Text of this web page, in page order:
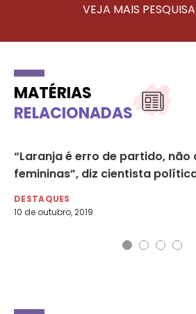
VEJA MAIS
MATÉRIAS
RELACIONADAS
“Laranja é erro de partido, não
femininas”, diz cientista
DESTAQUES
10 de outubro, 2019